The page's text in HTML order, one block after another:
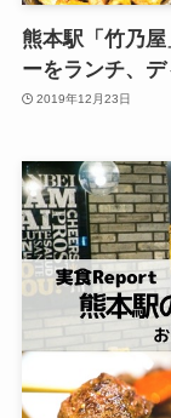
熊本駅「竹乃
ーをランチ、デ
2019年12月23日